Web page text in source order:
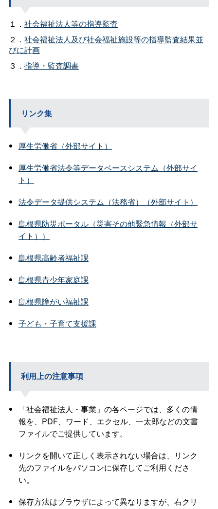
１． 社会福祉法人等の指導監査
２． 社会福祉法人及び社会福祉施設等の指導監査結果並
びに計画
３． 指導・監査調書
リンク集
厚生労働省（外部サイト）
厚生労働省法令等データベースシステム（外部サイ
ト）
法令データ提供システム（法務省）（外部サイト）
島根県防災ポータル（災害その他緊急情報（外部サ
イト））
島根県高齢者福祉課
島根県青少年家庭課
島根県障がい福祉課
子ども・子育て支援課
利用上の注意事項
「社会福祉法人・事業」の各ページでは、多くの情
報を、PDF、ワード、エクセル、一太郎などの文書
ファイルでご提供しています。
リンクを開いて正しく表示されない場合は、リンク
先のファイルをパソコンに保存してご利用くださ
い。
保存方法はブラウザによって異なりますが、右クリ